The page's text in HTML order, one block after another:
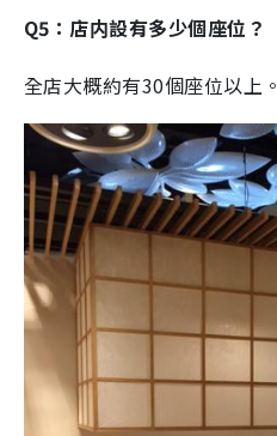
Q5：店内設有多少個座位？
全店大概約有30個座位以上。